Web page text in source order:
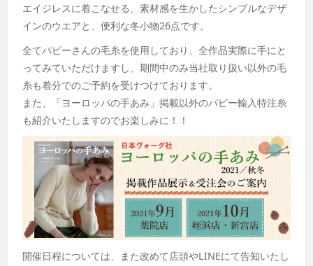
エイジレスに着こなせる、素材感を生かしたシンプルなデザ
インのウエアと、便利な冬小物26点です。
全てパピーさんの毛糸を使用しており、全作品実際に手にと
ってみていただけますし、期間中のみ当社取り扱い以外の毛
糸も着分でのご予約を受けつけております。
また、「ヨーロッパの手あみ」掲載以外のパピー輸入特注糸
も紹介いたしますのでお楽しみに！！
開催日程については、また改めて店頭やLINEにて告知いたし